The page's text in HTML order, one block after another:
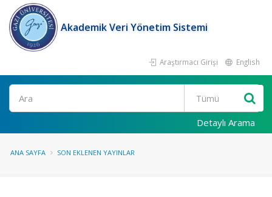
Akademik Veri Yönetim Sistemi
Araştırmacı Girişi English
Ara
Detaylı Arama
ANA SAYFA SON EKLENEN YAYINLAR